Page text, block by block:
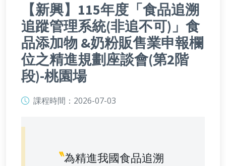
【新興】115年度「食品追溯
追蹤管理系統(非追不可)」食
品添加物 &奶粉販售業申報欄
位之精進規劃座談會(第2階
段)-桃園場
課程時間： 2026-07-03
〝為精進我國食品追溯